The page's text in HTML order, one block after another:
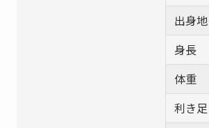
出身地
身長
体重
利き足